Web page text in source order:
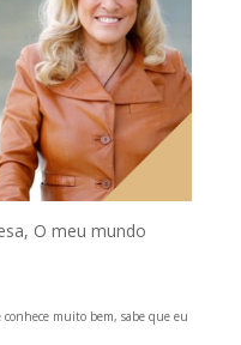
, O meu mundo
muito bem, sabe que eu